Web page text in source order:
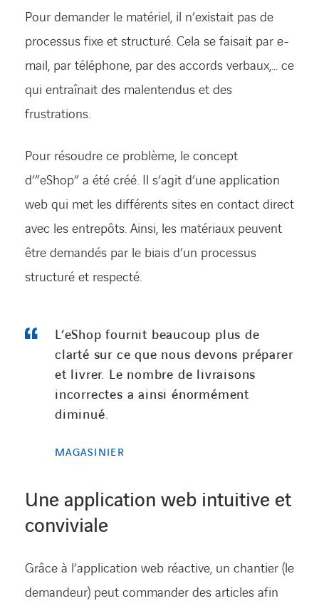
Pour demander le matériel, il n’existait pas de
processus fixe et structuré. Cela se faisait par e-
mail, par téléphone, par des accords verbaux,… ce
qui entraînait des malentendus et des
frustrations.
Pour résoudre ce problème, le concept
d’”eShop” a été créé. Il s’agit d’une application
web qui met les différents sites en contact direct
avec les entrepôts. Ainsi, les matériaux peuvent
être demandés par le biais d’un processus
structuré et respecté.
L’eShop fournit beaucoup plus de
clarté sur ce que nous devons préparer
et livrer. Le nombre de livraisons
incorrectes a ainsi énormément
diminué.
MAGASINIER
Une application web intuitive et
conviviale
Grâce à l’application web réactive, un chantier (le
demandeur) peut commander des articles afin